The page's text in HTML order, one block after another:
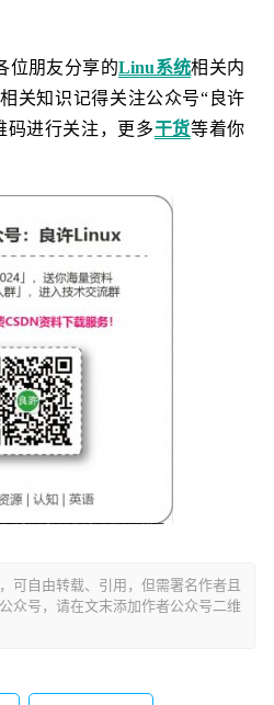
位朋友分享的Linu系统相关内
关知识记得关注公众号“良许
码进行关注，更多干货等着你
可自由转载、引用，但需署名作者且
众号，请在文末添加作者公众号二维